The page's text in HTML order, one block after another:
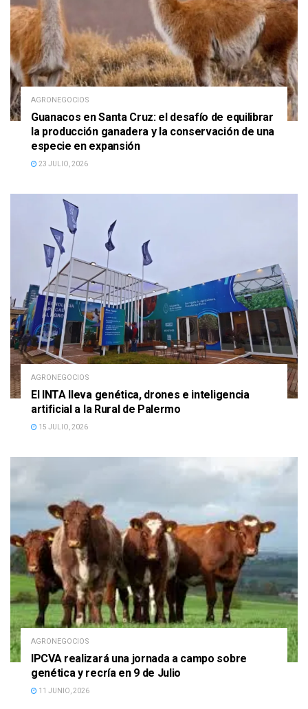
AGRONEGOCIOS
Guanacos en Santa Cruz: el desafío de equilibrar
la producción ganadera y la conservación de una
especie en expansión
23 JULIO, 2026
AGRONEGOCIOS
El INTA lleva genética, drones e inteligencia
artificial a la Rural de Palermo
15 JULIO, 2026
AGRONEGOCIOS
IPCVA realizará una jornada a campo sobre
genética y recría en 9 de Julio
11 JUNIO, 2026